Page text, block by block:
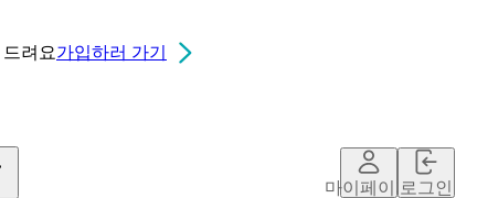
드려요가입하러 가기
마이페이지로그인